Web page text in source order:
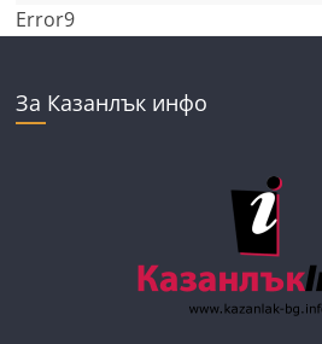
Error9
За Казанлък инфо